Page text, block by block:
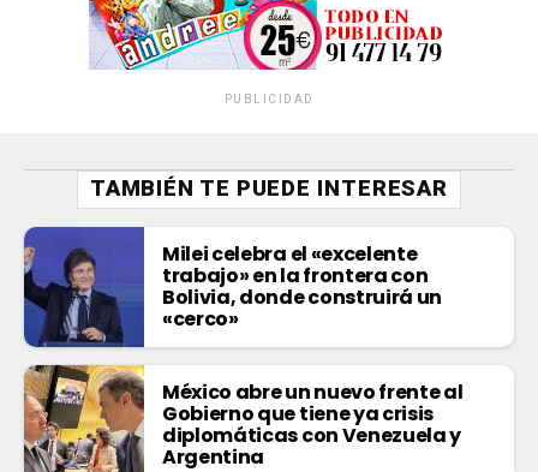
PUBLICIDAD
TAMBIÉN TE PUEDE INTERESAR
Milei celebra el «excelente
trabajo» en la frontera con
Bolivia, donde construirá un
«cerco»
México abre un nuevo frente al
Gobierno que tiene ya crisis
diplomáticas con Venezuela y
Argentina